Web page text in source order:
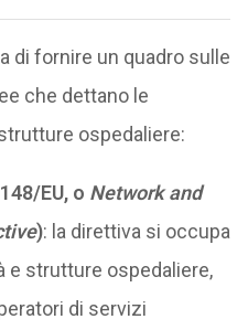
di fornire un quadro sulle
che dettano le
ospedaliere:
EU, o Network and
): la direttiva si occupa
e strutture ospedaliere,
di servizi